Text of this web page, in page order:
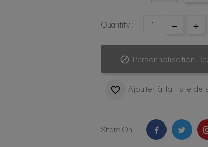
Quantity :
 Personnalisation
 Ajouter à la liste de
Share On :